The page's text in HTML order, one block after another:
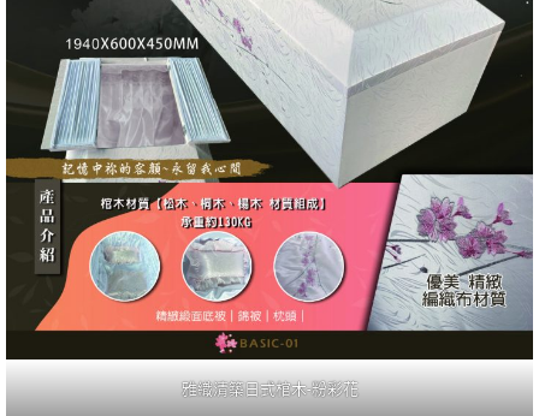
雅織清築日式棺木-粉彩花